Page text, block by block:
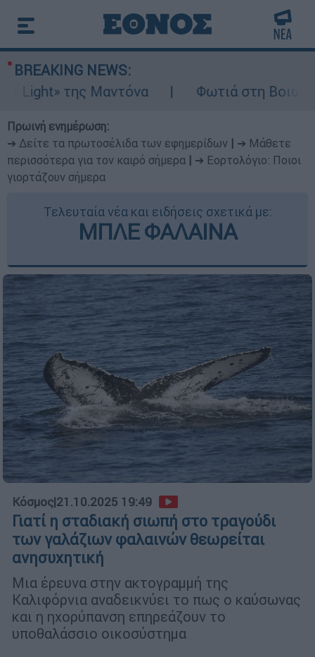
BREAKING NEWS:
της Μαντόνα
Φωτιά στη Βοιωτία: Ίση
Πρωινή ενημέρωση:
➔ Δείτε τα πρωτοσέλιδα των εφημερίδων
➔ Μάθετε
περισσότερα για τον καιρό σήμερα
➔ Εορτολόγιο: Ποιοι
γιορτάζουν σήμερα
Τελευταία νέα και ειδήσεις σχετικά με:
ΜΠΛΕ ΦΑΛΑΙΝΑ
Κόσμος|21.10.2025 19:49
Γιατί η σταδιακή σιωπή στο τραγούδι
των γαλάζιων φαλαινών θεωρείται
ανησυχητική
Μια έρευνα στην ακτογραμμή της
Καλιφόρνια αναδεικνύει το πως ο καύσωνας
και η ηχορύπανση επηρεάζουν το
υποθαλάσσιο οικοσύστημα